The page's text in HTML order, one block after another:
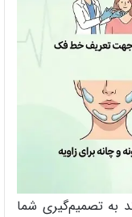
به تصمیم‌گیری شما